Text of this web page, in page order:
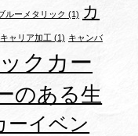
ルーメタリック (1) カ
キャリア加工 (1) キャンバ
クカー
のある生
ーイベン